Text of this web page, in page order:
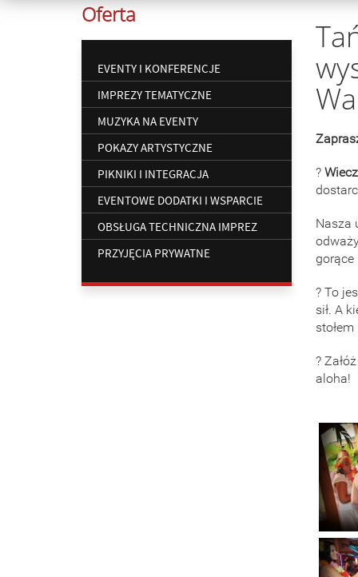
Oferta
EVENTY I KONFERENCJE
IMPREZY TEMATYCZNE
MUZYKA NA EVENTY
POKAZY ARTYSTYCZNE
PIKNIKI I INTEGRACJA
EVENTOWE DODATKI I WSPARCIE
OBSŁUGA TECHNICZNA IMPREZ
PRZYJĘCIA PRYWATNE
?
Nasza
gorące
?️ To
sił. A
?
aloha!